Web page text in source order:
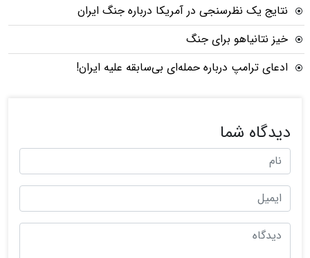
نتایج یک نظرسنجی در آمریکا درباره جنگ ایران
خیز نتانیاهو برای جنگ
ادعای ترامپ درباره حمله‌ای بی‌سابقه علیه ایران!
دیدگاه شما